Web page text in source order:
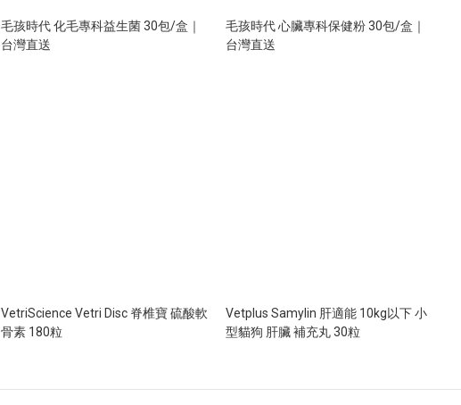
毛孩時代 化毛專科益生菌 30包/盒｜
台灣直送
毛孩時代 心臟專科保健粉 30包/盒｜
台灣直送
VetriScience Vetri Disc 脊椎寶 硫酸軟
骨素 180粒
Vetplus Samylin 肝適能 10kg以下 小
型貓狗 肝臟 補充丸 30粒